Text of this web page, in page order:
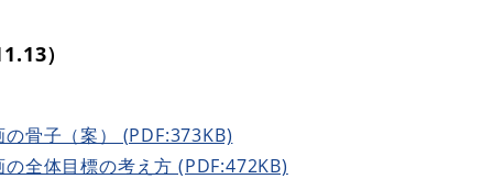
）
骨子（案） (PDF:373KB)
全体目標の考え方 (PDF:472KB)